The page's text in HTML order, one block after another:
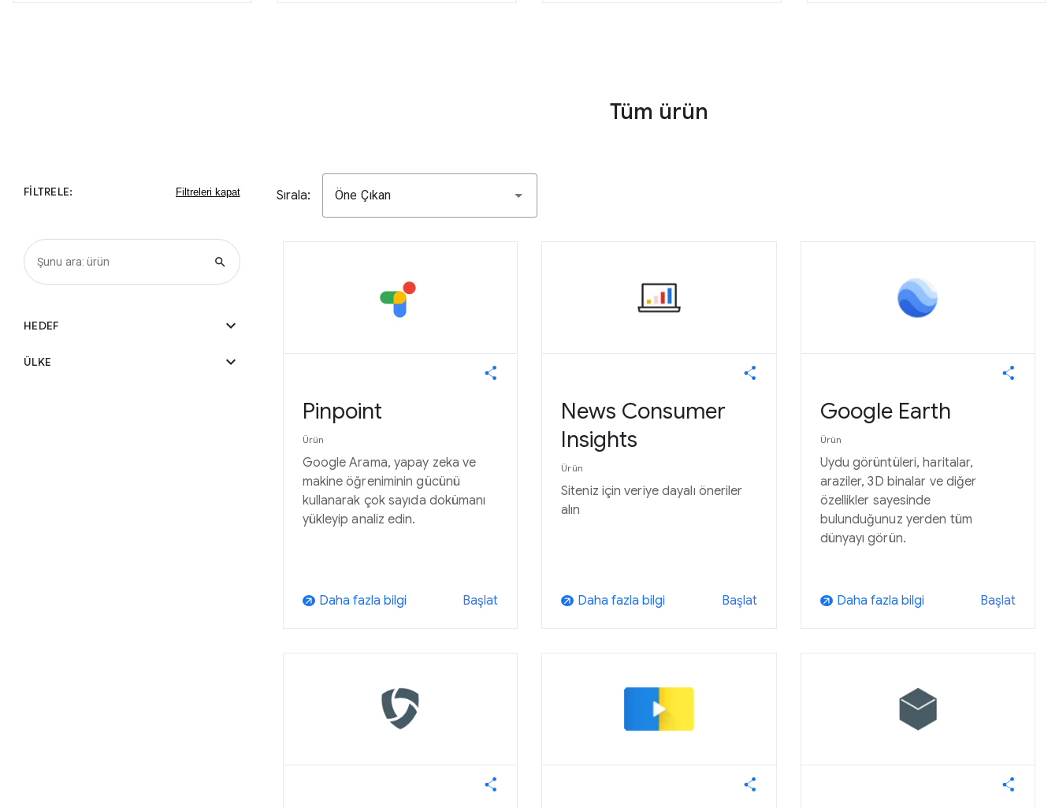
Tüm ürün
FILTRELE:
search
HEDEF expand_more
ÜLKE expand_more
Sırala: Öne Çıkan
Pinpoint
Ürün
Google Arama, yapay zeka ve
makine öğreniminin gücünü
kullanarak çok sayıda dokümanı
yükleyip analiz edin.
arrow_outward Daha fazla bilgi Başlat
News Consumer
Insights
Ürün
Siteniz için veriye dayalı öneriler
alın
arrow_outward Daha fazla bilgi Başlat
Google Earth
Ürün
Uydu görüntüleri, haritalar,
araziler, 3D binalar ve diğer
özellikler sayesinde
bulunduğunuz yerden tüm
dünyayı görün.
arrow_outward Daha fazla bilgi Başlat